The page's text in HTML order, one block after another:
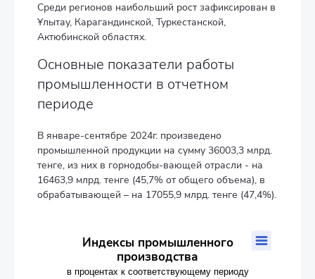
Среди регионов наибольший рост зафиксирован в
Ұлытау, Карагандинской, Туркестанской,
Актюбинской областях.
Основные показатели работы
промышленности в отчетном
периоде
В январе-сентябре 2024г. произведено
промышленной продукции на сумму 36003,3 млрд.
тенге, из них в горнодобы-вающей отрасли - на
16463,9 млрд. тенге (45,7% от общего объема), в
обрабатывающей – на 17055,9 млрд. тенге (47,4%).
Индексы промышленного производства
Line chart with 3 lines.
в процентах к соответствующему периоду прошлого года
Индексы промышленного
производства
в процентах к соответствующему периоду